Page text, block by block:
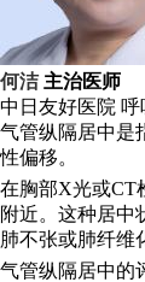
何洁主治医师
中日友好医院 呼
气管纵隔居中是
性偏移。
在胸部X光或CT
附近。这种居中
肺不张或肺纤维
气管纵隔居中的